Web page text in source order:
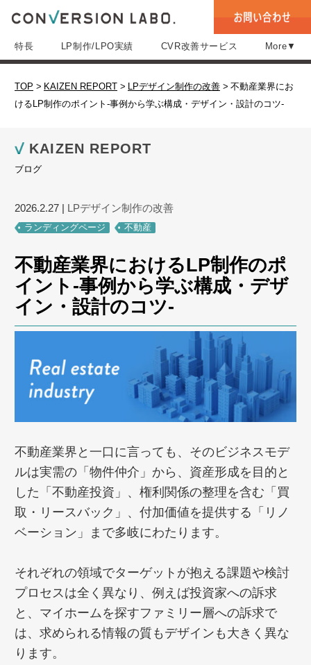
特長 LP制作/LPO実績 CVR改善サービス More▼
TOP > KAIZEN REPORT > LPデザイン制作の改善 > 不動産業界にお
けるLP制作のポイント-事例から学ぶ構成・デザイン・設計のコツ-
KAIZEN REPORT
ブログ
2026.2.27 | LPデザイン制作の改善
ランディングページ 不動産
不動産業界におけるLP制作のポ
イント-事例から学ぶ構成・デザ
イン・設計のコツ-
不動産業界と一口に言っても、そのビジネスモデ
ルは実需の「物件仲介」から、資産形成を目的と
した「不動産投資」、権利関係の整理を含む「買
取・リースバック」、付加価値を提供する「リノ
ベーション」まで多岐にわたります。
それぞれの領域でターゲットが抱える課題や検討
プロセスは全く異なり、例えば投資家への訴求
と、マイホームを探すファミリー層への訴求で
は、求められる情報の質もデザインも大きく異な
ります。